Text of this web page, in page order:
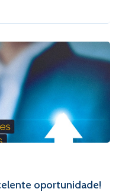
oportunidade!